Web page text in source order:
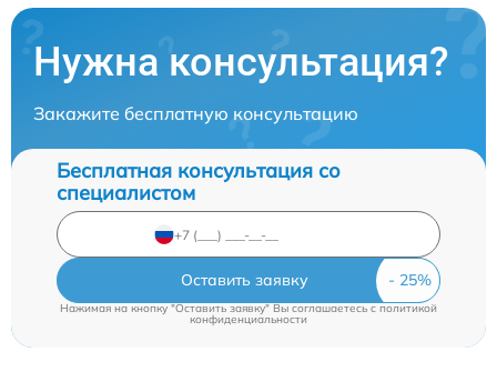
Нужна консультация?
Закажите бесплатную консультацию
Бесплатная консультация со
специалистом
Оставить заявку
Нажимая на кнопку "Оставить заявку" Вы соглашаетесь cполитикой
конфиденциальности